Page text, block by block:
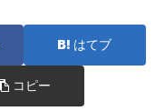
はてブ
コピー